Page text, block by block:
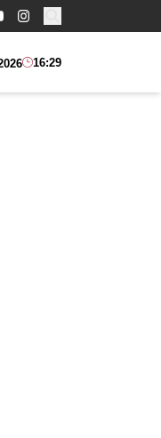
Buscar:
16:29